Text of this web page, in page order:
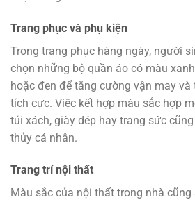
Trang phục và phụ kiện
Trong trang phục hàng ngày, người
chọn những bộ quần áo có màu
hoặc đen để tăng cường vận may
tích cực. Việc kết hợp màu sắc hợp
túi xách, giày dép hay trang sức
thủy cá nhân.
Trang trí nội thất
Màu sắc của nội thất trong nhà